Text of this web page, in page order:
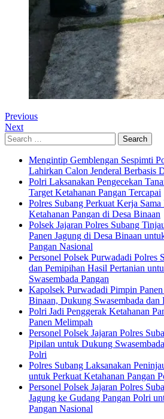
Previous
Next
Search
for:
Mengintip Gemblengan Sespimti
Lahirkan Calon Jenderal Berbasis
Polri Laksanakan Pengecekan
Target Ketahanan Pangan Tercapai
Polres Subang Perkuat Kerja Sama
Ketahanan Pangan di Desa Binaan
Polsek Jajaran Polres Subang
Panen Jagung di Desa Binaan
Pangan Nasional
Personel Polsek Purwadadi Polres
dan Pemipihan Hasil Pertanian
Swasembada Pangan
Kapolsek Purwadadi Pimpin
Binaan, Dukung Swasembada dan
Polri Jadi Penggerak Ketahanan
Panen Melimpah
Personel Polsek Jajaran Polres
Pipilan untuk Dukung
Polri
Polres Subang Laksanakan
untuk Perkuat Ketahanan Pangan
Personel Polsek Jajaran Polres
Jagung ke Gudang Pangan Polri
Pangan Nasional